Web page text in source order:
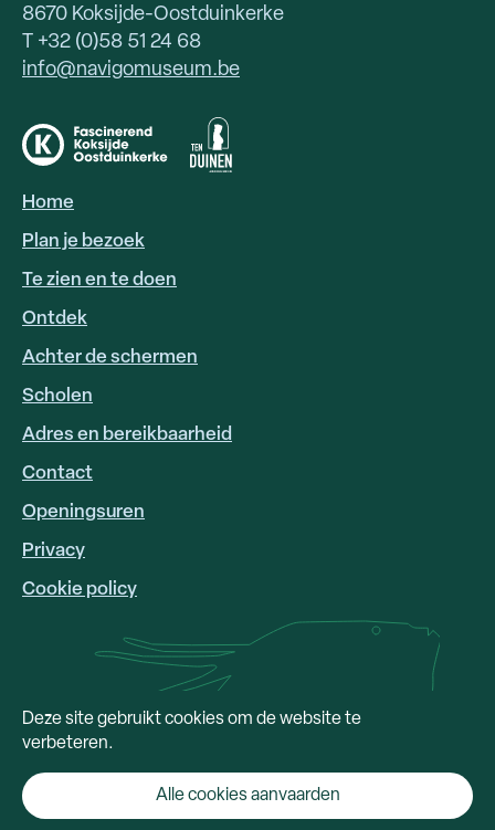
8670 Koksijde-Oostduinkerke
T +32 (0)58 51 24 68
info@navigomuseum.be
HOOFDNAVIGATIE
Home
Plan je bezoek
Te zien en te doen
Ontdek
Achter de schermen
Scholen
Deze site gebruikt cookies om de website te
verbeteren.
Alle cookies aanvaarden
FOOTER
LINKS
Adres en bereikbaarheid
Contact
Openingsuren
Privacy
Cookie policy